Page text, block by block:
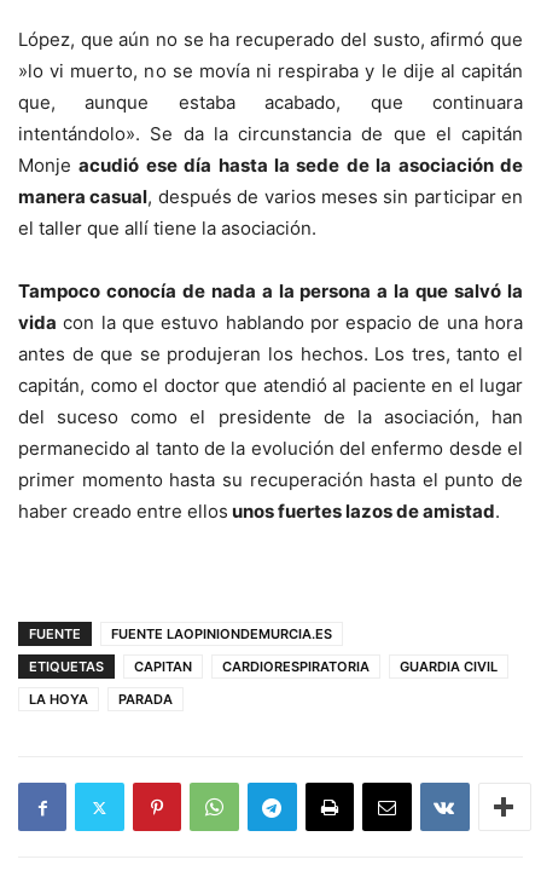
López, que aún no se ha recuperado del susto, afirmó que
»lo vi muerto, no se movía ni respiraba y le dije al capitán
que, aunque estaba acabado, que continuara
intentándolo». Se da la circunstancia de que el capitán
Monjeacudió ese día hasta la sede de la asociación de
manera casual, después de varios meses sin participar en
el taller que allí tiene la asociación.
Tampoco conocía de nada a la persona a la que salvó la
vida con la que estuvo hablando por espacio de una hora
antes de que se produjeran los hechos. Los tres, tanto el
capitán, como el doctor que atendió al paciente en el lugar
del suceso como el presidente de la asociación, han
permanecido al tanto de la evolución del enfermo desde el
primer momento hasta su recuperación hasta el punto de
haber creado entre ellos unos fuertes lazos de amistad.
FUENTE
FUENTE LAOPINIONDEMURCIA.ES
ETIQUETAS
CAPITAN CARDIORESPIRATORIA
GUARDIA CIVIL
LA HOYA
PARADA